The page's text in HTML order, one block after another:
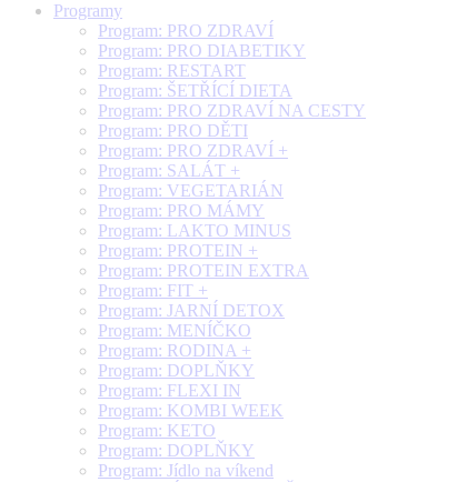
Programy
Program: PRO ZDRAVÍ
Program: PRO DIABETIKY
Program: RESTART
Program: ŠETŘÍCÍ DIETA
Program: PRO ZDRAVÍ NA CESTY
Program: PRO DĚTI
Program: PRO ZDRAVÍ +
Program: SALÁT +
Program: VEGETARIÁN
Program: PRO MÁMY
Program: LAKTO MINUS
Program: PROTEIN +
Program: PROTEIN EXTRA
Program: FIT +
Program: JARNÍ DETOX
Program: MENÍČKO
Program: RODINA +
Program: DOPLŇKY
Program: FLEXI IN
Program: KOMBI WEEK
Program: KETO
Program: DOPLŇKY
Program: Jídlo na víkend